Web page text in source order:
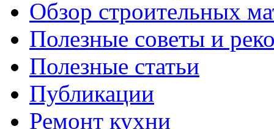
Обзор строительных
Полезные советы и
Полезные статьи
Публикации
Ремонт кухни